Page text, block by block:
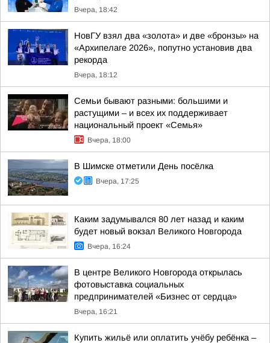
Вчера, 18:42
НовГУ взял два «золота» и две «бронзы» на
«Архипелаге 2026», попутно установив два
рекорда
Вчера, 18:12
Семьи бывают разными: большими и
растущими – и всех их поддерживает
национальный проект «Семья»
Вчера, 18:00
В Шимске отметили День посёлка
Вчера, 17:25
Каким задумывался 80 лет назад и каким
будет новый вокзал Великого Новгорода
Вчера, 16:24
В центре Великого Новгорода открылась
фотовыставка социальных
предпринимателей «Бизнес от сердца»
Вчера, 16:21
Купить жильё или оплатить учёбу ребёнка –